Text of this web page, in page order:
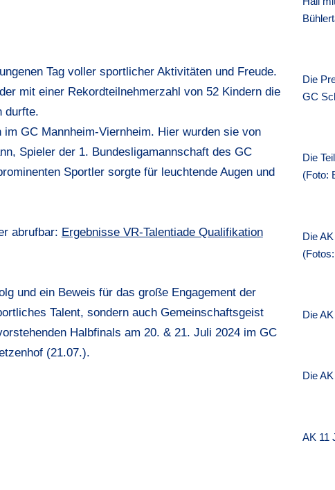
Tag voller sportlicher Aktivitäten und Freude.
mit einer Rekordteilnehmerzahl von 52 Kindern die
durfte.
GC Mannheim-Viernheim. Hier wurden sie von
Spieler der 1. Bundesligamannschaft des GC
Sportler sorgte für leuchtende Augen und
abrufbar: Ergebnisse VR-Talentiade Qualifikation
und ein Beweis für das große Engagement der
Talent, sondern auch Gemeinschaftsgeist
Halbfinals am 20. & 21. Juli 2024 im GC
(21.07.).
Die
GC
Die
(Foto:
Die
Die
Die
AK 11